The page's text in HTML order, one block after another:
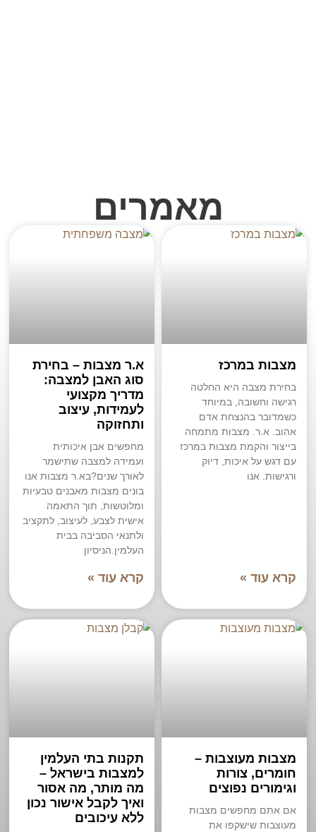
מאמרים
מצבות במרכז
בחירת מצבה היא החלטה
רגישה וחשובה, במיוחד
כשמדובר בהנצחת אדם
אהוב. א.ר. מצבות מתמחה
בייצור והקמת מצבות במרכז
עם דגש על איכות, דיוק
ורגישות. אנו
קרא עוד »
א.ר מצבות – בחירת
סוג האבן למצבה:
מדריך מקצועי
לעמידות, עיצוב
ותחזוקה
מחפשים אבן איכותית
ועמידה למצבה שתישמר
לאורך שנים?בא.ר מצבות אנו
בונים מצבות מאבנים טבעיות
ומלוטשות, תוך התאמה
אישית לצבע, לעיצוב, לתקציב
ולתנאי הסביבה בבית
העלמין.הניסיון
קרא עוד »
מצבות מעוצבות –
חומרים, צורות
וגימורים נפוצים
אם אתם מחפשים מצבות
מעוצבות שישקפו את
תקנות בתי העלמין
למצבות בישראל –
מה מותר, מה אסור
ואיך לקבל אישור נכון
ללא עיכובים